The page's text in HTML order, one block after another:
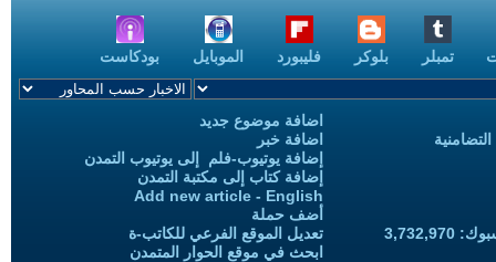
تمبلر بلوكر فليبورد الموبايل بودكاست
اضافة موضوع جديد
اضافة خبر
إضافة يوتيوب-فلم إلى يوتيوب التمدن
إضافة كتاب إلى مكتبة التمدن
Add new article - English
أضف حملة
تعديل الموقع الفرعي للكاتب-ة
ابحث في موقع الحوار المتمدن